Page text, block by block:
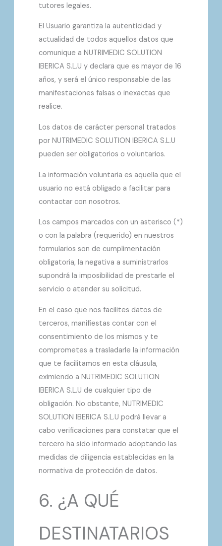
tutores legales.
El Usuario garantiza la autenticidad y
actualidad de todos aquellos datos que
comunique a NUTRIMEDIC SOLUTION
IBERICA S.L.U y declara que es mayor de 16
años, y será el único responsable de las
manifestaciones falsas o inexactas que
realice.
Los datos de carácter personal tratados
por NUTRIMEDIC SOLUTION IBERICA S.L.U
pueden ser obligatorios o voluntarios.
La información voluntaria es aquella que el
usuario no está obligado a facilitar para
contactar con nosotros.
Los campos marcados con un asterisco (*)
o con la palabra (requerido) en nuestros
formularios son de cumplimentación
obligatoria, la negativa a suministrarlos
supondrá la imposibilidad de prestarle el
servicio o atender su solicitud.
En el caso que nos facilites datos de
terceros, manifiestas contar con el
consentimiento de los mismos y te
comprometes a trasladarle la información
que te facilitamos en esta cláusula,
eximiendo a NUTRIMEDIC SOLUTION
IBERICA S.L.U de cualquier tipo de
obligación. No obstante, NUTRIMEDIC
SOLUTION IBERICA S.L.U podrá llevar a
cabo verificaciones para constatar que el
tercero ha sido informado adoptando las
medidas de diligencia establecidas en la
normativa de protección de datos.
6. ¿A QUÉ
DESTINATARIOS